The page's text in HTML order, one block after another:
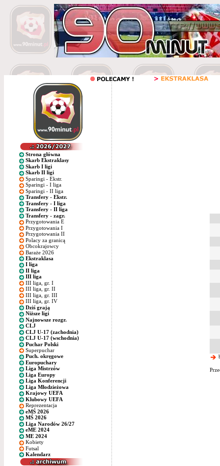
Strona główna
Skarb Ekstraklasy
Skarb I ligi
Skarb II ligi
Sparingi - Ekstr.
Sparingi - I liga
Sparingi - II liga
Transfery - Ekstr.
Transfery - I liga
Transfery - II liga
Transfery - zagr.
Przygotowania E
Przygotowania I
Przygotowania II
Polacy za granicą
Obcokrajowcy
Baraże 2026
Ekstraklasa
I liga
II liga
III liga
III liga, gr. I
III liga, gr. II
III liga, gr. III
III liga, gr. IV
Dziś grają
Niższe ligi
Najnowsze rozgr.
CLJ
CLJ U-17 (zachodnia)
CLJ U-17 (wschodnia)
Puchar Polski
Superpuchar
Puch. okręgowe
Europuchary
Liga Mistrzów
Liga Europy
Liga Konferencji
Liga Młodzieżowa
Krajowy UEFA
Klubowy UEFA
Reprezentacja
eMŚ 2026
MŚ 2026
Liga Narodów 26/27
eME 2024
ME 2024
Kobiety
Futsal
Kalendarz